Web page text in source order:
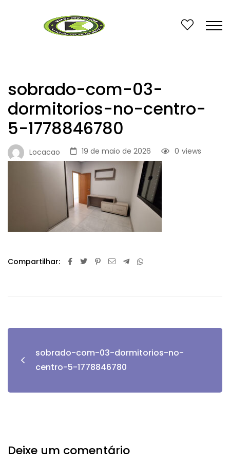
sobrado-com-03-
dormitorios-no-centro-
5-1778846780
Locacao 19 de maio de 2026 views
0
Compartilhar:
sobrado-com-03-dormitorios-no-
centro-5-1778846780
Deixe um comentário